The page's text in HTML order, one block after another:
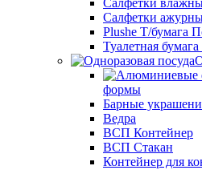
Салфетки
Plushe Т/бумага
Туалетная
формы
Барные
Ведра
ВСП Контейнер
ВСП Стакан
Контейнер для